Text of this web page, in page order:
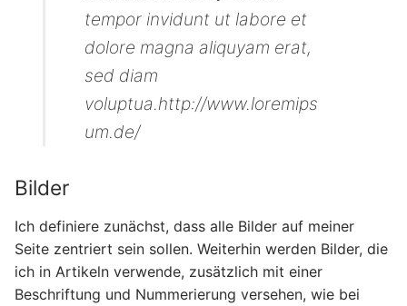
tempor invidunt ut labore et
dolore magna aliquyam erat,
sed diam
voluptua.http://www.loremips
um.de/
Bilder
Ich definiere zunächst, dass alle Bilder auf meiner
Seite zentriert sein sollen. Weiterhin werden Bilder, die
ich in Artikeln verwende, zusätzlich mit einer
Beschriftung und Nummerierung versehen, wie bei